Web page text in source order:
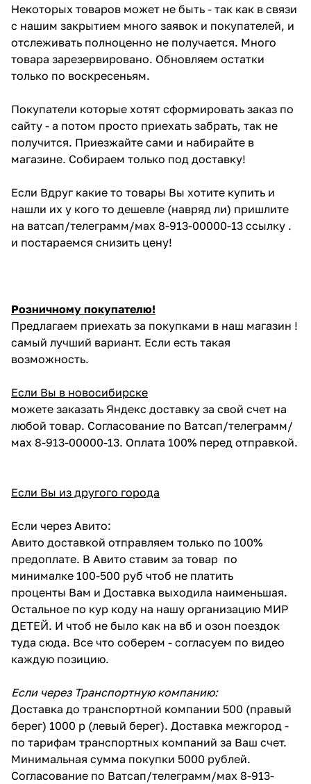
Некоторых товаров может не быть - так как в связи
с нашим закрытием много заявок и покупателей, и
отслеживать полноценно не получается. Много
товара зарезервировано. Обновляем остатки
только по воскресеньям.
Покупатели которые хотят сформировать заказ по
сайту - а потом просто приехать забрать, так не
получится. Приезжайте сами и набирайте в
магазине. Собираем только под доставку!
Если Вдруг какие то товары Вы хотите купить и
нашли их у кого то дешевле (навряд ли) пришлите
на ватсап/телеграмм/мах 8-913-00000-13 ссылку .
и постараемся снизить цену!
Розничному покупателю!
Предлагаем приехать за покупками в наш магазин !
самый лучший вариант. Если есть такая
возможность.
Если Вы в новосибирске
можете заказать Яндекс доставку за свой счет на
любой товар. Согласование по Ватсап/телеграмм/
мах 8-913-00000-13. Оплата 100% перед отправкой.
Если Вы из другого города
Если через Авито:
Авито доставкой отправляем только по 100%
предоплате. В Авито ставим за товар по
минималке 100-500 руб чтоб не платить
проценты Вам и Доставка выходила наименьшая.
Остальное по кур коду на нашу организацию МИР
ДЕТЕЙ. И чтоб не было как на вб и озон поездок
туда сюда. Все что соберем - согласуем по видео
каждую позицию.
Если через Транспортную компанию:
Доставка до транспортной компании 500 (правый
берег) 1000 р (левый берег). Доставка межгород -
по тарифам транспортных компаний за Ваш счет.
Минимальная сумма покупки 5000 рублей.
Согласование по Ватсап/телеграмм/мах 8-913-